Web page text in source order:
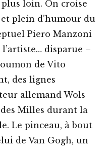
loin. On croise
plein d’humour du
Piero Manzoni
l’artiste… disparue –
de Vito
des lignes
allemand Wols
Milles durant la
Le pinceau, à bout
de Van Gogh, un